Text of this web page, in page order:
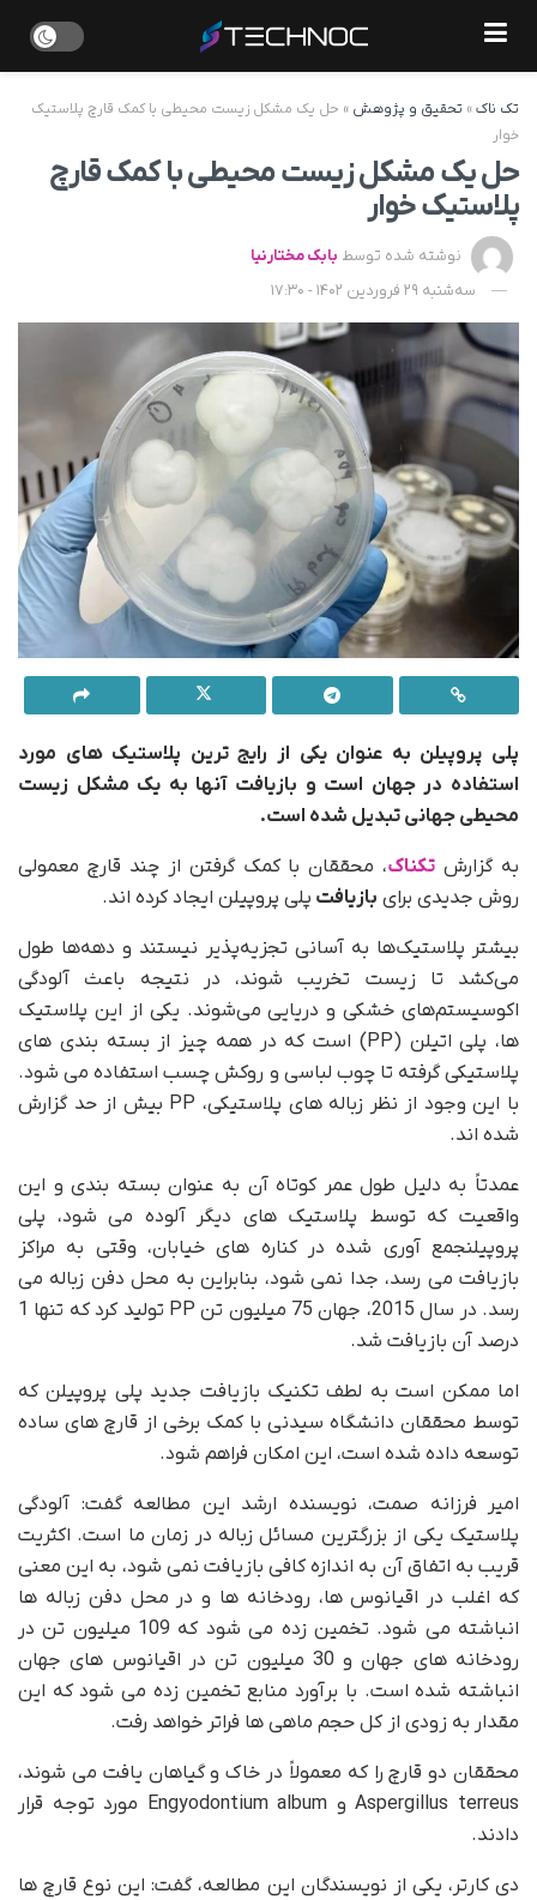
تک ناک» تحقیق و پژوهش » حل یک مشکل زیست محیطی با کمک قارچ پلاستیک
خوار
حل یک مشکل زیست محیطی با کمک قارچ
پلاستیک خوار
نوشته شده توسط بابک مختارنیا
سه‌شنبه 29 فروردین 1402 - 17:30
پلی پروپیلن به عنوان یکی از رایج ترین پلاستیک های مورد
استفاده در جهان است و بازیافت آنها به یک مشکل زیست
محیطی جهانی تبدیل شده است.
به گزارش تکناک، محققان با کمک گرفتن از چند قارچ معمولی
روش جدیدی برای بازیافت پلی پروپیلن ایجاد کرده اند.
بیشتر پلاستیک‌ها به آسانی تجزیه‌پذیر نیستند و دهه‌ها طول
می‌کشد تا زیست تخریب شوند، در نتیجه باعث آلودگی
اکوسیستم‌های خشکی و دریایی می‌شوند. یکی از این پلاستیک
ها، پلی اتیلن (PP) است که در همه چیز از بسته بندی های
پلاستیکی گرفته تا چوب لباسی و روکش چسب استفاده می شود.
با این وجود از نظر زباله های پلاستیکی، PP بیش از حد گزارش
شده اند.
عمدتاً به دلیل طول عمر کوتاه آن به عنوان بسته بندی و این
واقعیت که توسط پلاستیک های دیگر آلوده می شود، پلی
پروپیلنجمع آوری شده در کناره های خیابان، وقتی به مراکز
بازیافت می رسد، جدا نمی شود، بنابراین به محل دفن زباله می
رسد. در سال 2015، جهان 75 میلیون تن PP تولید کرد که تنها 1
درصد آن بازیافت شد.
اما ممکن است به لطف تکنیک بازیافت جدید پلی پروپیلن که
توسط محققان دانشگاه سیدنی با کمک برخی از قارچ های ساده
توسعه داده شده است، این امکان فراهم شود.
امیر فرزانه صمت، نویسنده ارشد این مطالعه گفت: آلودگی
پلاستیک یکی از بزرگترین مسائل زباله در زمان ما است. اکثریت
قریب به اتفاق آن به اندازه کافی بازیافت نمی شود، به این معنی
که اغلب در اقیانوس ها، رودخانه ها و در محل دفن زباله ها
انباشته می شود. تخمین زده می شود که 109 میلیون تن در
رودخانه های جهان و 30 میلیون تن در اقیانوس های جهان
انباشته شده است. با برآورد منابع تخمین زده می شود که این
مقدار به زودی از کل حجم ماهی ها فراتر خواهد رفت.
محققان دو قارچ را که معمولاً در خاک و گیاهان یافت می شوند،
Aspergillus terreus و Engyodontium album مورد توجه قرار
دادند.
دی کارتر، یکی از نویسندگان این مطالعه، گفت: این نوع قارچ ها